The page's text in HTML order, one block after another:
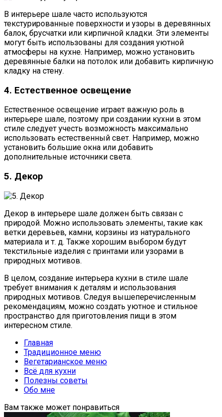
В интерьере шале часто используются
текстурированные поверхности и узоры в деревянных
балок, брусчатки или кирпичной кладки. Эти элементы
могут быть использованы для создания уютной
атмосферы на кухне. Например, можно установить
деревянные балки на потолок или добавить кирпичную
кладку на стену.
4. Естественное освещение
Естественное освещение играет важную роль в
интерьере шале, поэтому при создании кухни в этом
стиле следует учесть возможность максимально
использовать естественный свет. Например, можно
установить большие окна или добавить
дополнительные источники света.
5. Декор
Декор в интерьере шале должен быть связан с
природой. Можно использовать элементы, такие как
ветки деревьев, камни, корзины из натурального
материала и т. д. Также хорошим выбором будут
текстильные изделия с принтами или узорами в
природных мотивов.
В целом, создание интерьера кухни в стиле шале
требует внимания к деталям и использования
природных мотивов. Следуя вышеперечисленным
рекомендациям, можно создать уютное и стильное
пространство для приготовления пищи в этом
интересном стиле.
Главная
Традиционное меню
Вегетарианское меню
Всё для кухни
Полезны советы
Обо мне
Вам также может понравиться